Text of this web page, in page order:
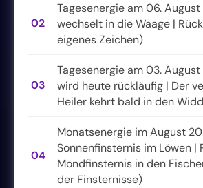
02
Tagesenergie am 06.
wechselt in die Waage |
eigenes Zeichen)
03
Tagesenergie am 03.
wird heute rückläufig | Der
Heiler kehrt bald in den
04
Monatsenergie im August
Sonnenfinsternis im Löwen |
Mondfinsternis in den
der Finsternisse)